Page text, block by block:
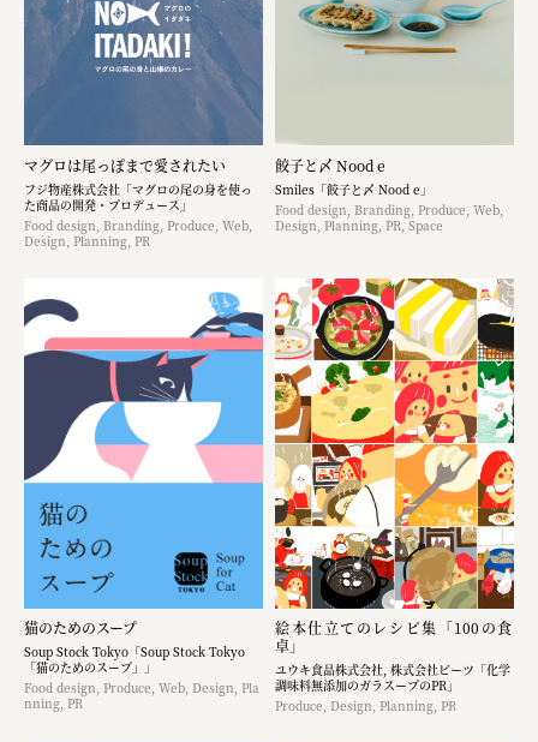
マグロは尾っぽまで愛されたい
フジ物産株式会社「マグロの尾の身を使っ
た商品の開発・プロデュース」
Food design, Branding, Produce, Web,
Design, Planning, PR
餃子と〆 Nood e
Smiles「餃子と〆 Nood e」
Food design, Branding, Produce, Web,
Design, Planning, PR, Space
猫のためのスープ
Soup Stock Tokyo「Soup Stock Tokyo
「猫のためのスープ」」
Food design, Produce, Web, Design, Pla
nning, PR
絵本仕立てのレシピ集「100の食
卓」
ユウキ食品株式会社, 株式会社ビーツ「化学
調味料無添加のガラスープのPR」
Produce, Design, Planning, PR